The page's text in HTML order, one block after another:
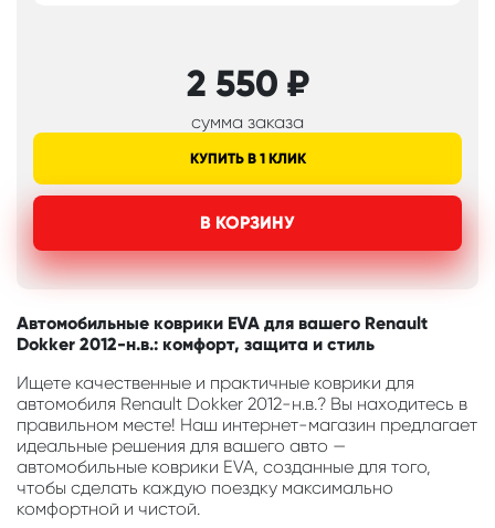
2 550 ₽
сумма заказа
КУПИТЬ В 1 КЛИК
В КОРЗИНУ
Автомобильные коврики EVA для вашего Renault
Dokker 2012-н.в.: комфорт, защита и стиль
Ищете качественные и практичные коврики для
автомобиля Renault Dokker 2012-н.в.? Вы находитесь в
правильном месте! Наш интернет-магазин предлагает
идеальные решения для вашего авто —
автомобильные коврики EVA, созданные для того,
чтобы сделать каждую поездку максимально
комфортной и чистой.